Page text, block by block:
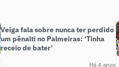
Veiga fala sobre nunca ter perdido
um pênalti no Palmeiras: ‘Tinha
receio de bater’
Há 4 anos